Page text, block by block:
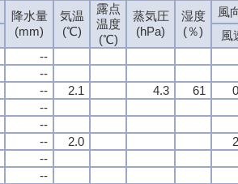
降水量
(mm)
気温
(℃)
露点
温度
(℃)
蒸気圧
(hPa)
湿度
(％)
風
風
--
--
-- 2.1 4.3 61
--
--
-- 2.0
--
--
降水量
(mm)
気温
(℃)
露点
温度
(℃)
蒸気圧
(hPa)
湿度
(％)
風
風
--
--
-- 2.1 4.3 61
--
--
-- 2.0
--
--
降水量
(mm)
気温
(℃)
露点
温度
(℃)
蒸気圧
(hPa)
湿度
(％)
風
風
--
--
-- 2.1 4.3 61
--
--
-- 2.0
--
--
降水量
(mm)
気温
(℃)
露点
温度
(℃)
蒸気圧
(hPa)
湿度
(％)
風
風
--
--
-- 2.1 4.3 61
--
--
-- 2.0
--
--